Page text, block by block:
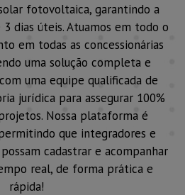
fotovoltaica, garantindo a
dias úteis. Atuamos em todo o
em todas as concessionárias
uma solução completa e
uma equipe qualificada de
jurídica para assegurar 100%
Nossa plataforma é
que integradores e
cadastrar e acompanhar
real, de forma prática e
rápida!